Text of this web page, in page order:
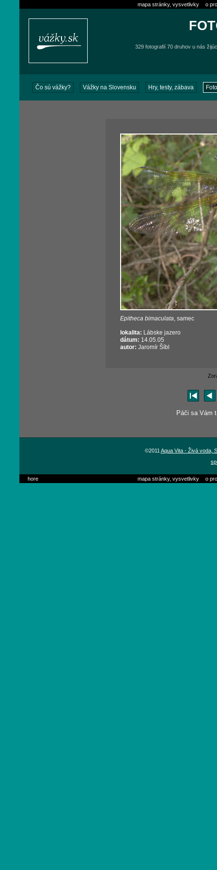
mapa stránky, vysvetlivky o
329 fotografií 70 druhov u nás
Čo sú vážky? Vážky na Slovensku Hry, testy, zábava
Epitheca bimaculata, samec
lokalita: Lábske jazero
dátum: 14.05.05
autor: Jaromír Šíbl
Páči sa Vám
©2011 Aqua Vita - Živá voda,
hore mapa stránky, vysvetlivky o